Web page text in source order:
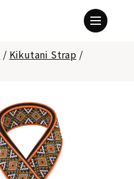
/ Kikutani Strap /